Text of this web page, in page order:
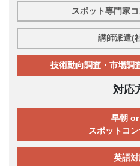
スポット専門家
講師派遣(
技術動向調査・市場調
対応
早朝 or
スポットコ
英語